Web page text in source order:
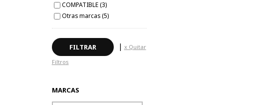
COMPATIBLE (3)
Otras marcas (5)
| x Quitar
Filtros
MARCAS